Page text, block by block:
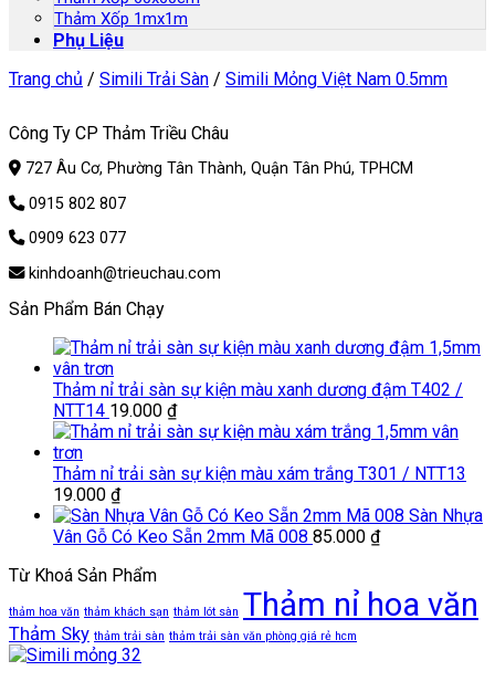
Thảm Xốp 1mx1m
Phụ Liệu
Trang chủ / Simili Trải Sàn / Simili Mỏng Việt Nam 0.5mm
Công Ty CP Thảm Triều Châu
727 Âu Cơ, Phường Tân Thành, Quận Tân Phú, TPHCM
0915 802 807
0909 623 077
kinhdoanh@trieuchau.com
Sản Phẩm Bán Chạy
Thảm nỉ trải sàn sự kiện màu xanh dương đậm T402 /
NTT14 19.000 ₫
Thảm nỉ trải sàn sự kiện màu xám trắng T301 / NTT13
19.000 ₫
Sàn Nhựa
Vân Gỗ Có Keo Sẵn 2mm Mã 008 85.000 ₫
Từ Khoá Sản Phẩm
thảm hoa văn thảm khách sạn thảm lót sàn Thảm nỉ hoa văn
Thảm Sky thảm trải sàn thảm trải sàn văn phòng giá rẻ hcm